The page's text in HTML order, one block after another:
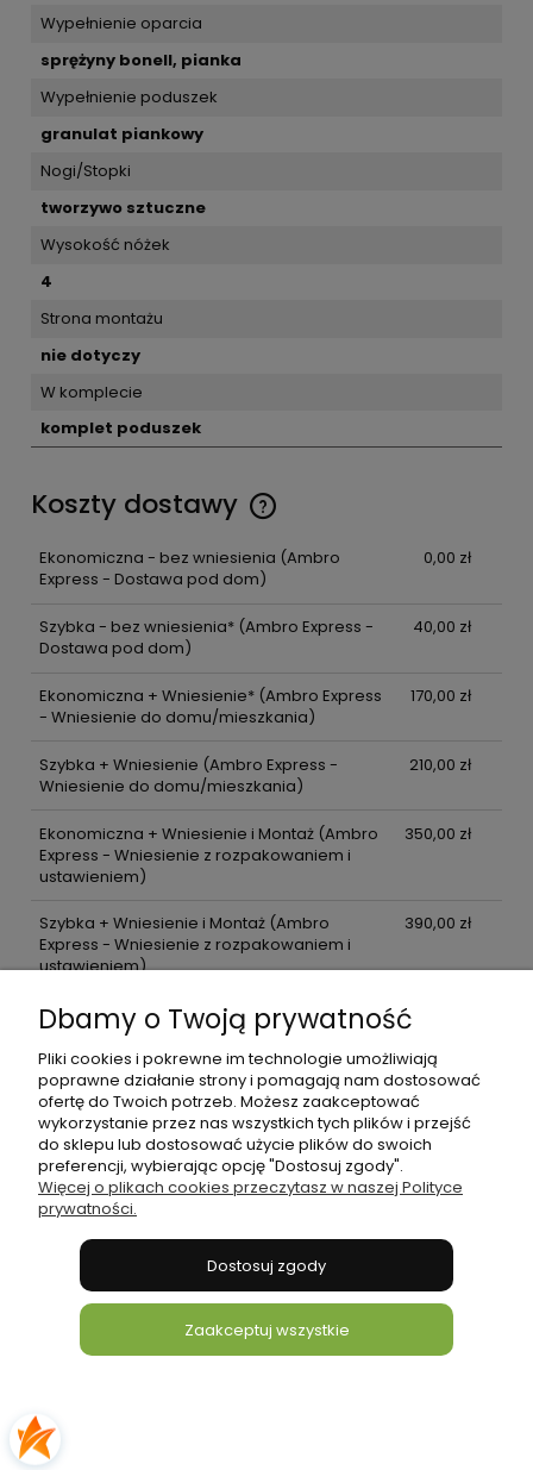
Wypełnienie oparcia
sprężyny bonell, pianka
Wypełnienie poduszek
granulat piankowy
Nogi/Stopki
tworzywo sztuczne
Wysokość nóżek
4
Strona montażu
nie dotyczy
W komplecie
komplet poduszek
Koszty dostawy
Ekonomiczna - bez wniesienia (Ambro
Express - Dostawa pod dom)
0,00 zł
Szybka - bez wniesienia*(Ambro Express -
Dostawa pod dom)
40,00 zł
Ekonomiczna + Wniesienie*(Ambro Express
- Wniesienie do domu/mieszkania)
170,00 zł
Szybka + Wniesienie (Ambro Express -
Wniesienie do domu/mieszkania)
210,00 zł
Ekonomiczna + Wniesienie i Montaż(Ambro
Express - Wniesienie z rozpakowaniem i
ustawieniem)
350,00 zł
Szybka + Wniesienie i Montaż(Ambro
Express - Wniesienie z rozpakowaniem i
ustawieniem)
390,00 zł
Odbiór osobisty (Odbiór w magazynie firmy:
Jankowy 1D, 63-604 Baranów (Po
wcześniejszym ustaleniu terminu odbioru))
Płatności i dostawa
Dbamy o Twoją prywatność
Pliki cookies i pokrewne im technologie umożliwiają
poprawne działanie strony i pomagają nam dostosować
ofertę do Twoich potrzeb. Możesz zaakceptować
wykorzystanie przez nas wszystkich tych plików i przejść
do sklepu lub dostosować użycie plików do swoich
preferencji, wybierając opcję "Dostosuj zgody".
Więcej o plikach cookies przeczytasz w naszej Polityce
prywatności.
Dostosuj zgody
Zaakceptuj wszystkie